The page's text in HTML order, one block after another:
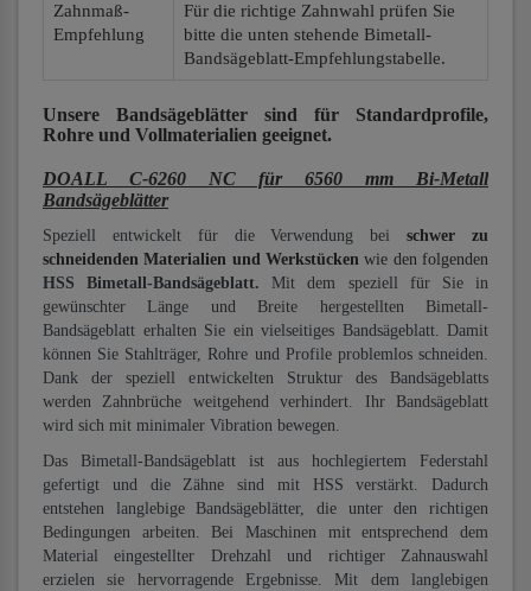
Zahnmaß-
Empfehlung
Für die richtige Zahnwahl prüfen Sie
bitte die unten stehende Bimetall-
Bandsägeblatt-Empfehlungstabelle.
Unsere Bandsägeblätter sind für Standardprofile,
Rohre und Vollmaterialien geeignet.
DOALL C-6260 NC für 6560 mm Bi-Metall
Bandsägeblätter
Speziell entwickelt für die Verwendung beischwer zu
schneidenden Materialien und Werkstücken wie den folgenden
HSS Bimetall-Bandsägeblatt. Mit dem speziell für Sie in
gewünschter Länge und Breite hergestellten Bimetall-
Bandsägeblatt erhalten Sie ein vielseitiges Bandsägeblatt. Damit
können Sie Stahlträger, Rohre und Profile problemlos schneiden.
Dank der speziell entwickelten Struktur des Bandsägeblatts
werden Zahnbrüche weitgehend verhindert. Ihr Bandsägeblatt
wird sich mit minimaler Vibration bewegen.
Das Bimetall-Bandsägeblatt ist aus hochlegiertem Federstahl
gefertigt und die Zähne sind mit HSS verstärkt. Dadurch
entstehen langlebige Bandsägeblätter, die unter den richtigen
Bedingungen arbeiten. Bei Maschinen mit entsprechend dem
Material eingestellter Drehzahl und richtiger Zahnauswahl
erzielen sie hervorragende Ergebnisse. Mit dem langlebigen